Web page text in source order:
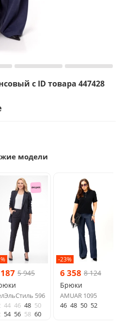
с ID товара 447428
модели
5 945
596
44 46 48 50
54 56 58 60
-23%
6 358 8 124
Брюки
AMUAR 1095
46 48 50 52